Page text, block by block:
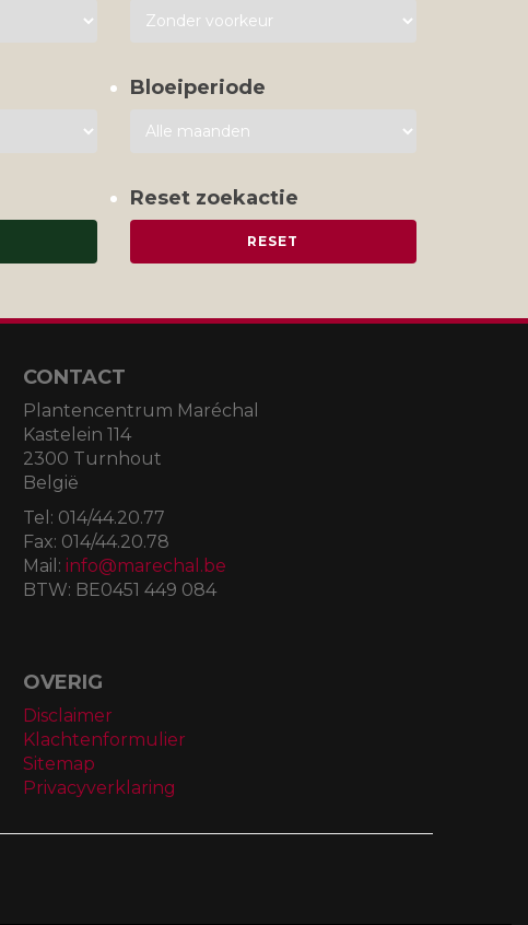
Bloeiperiode
Reset zoekactie
CONTACT
Plantencentrum Maréchal
Kastelein 114
2300 Turnhout
België
Tel: 014/44.20.77
Fax: 014/44.20.78
Mail: info@marechal.be
BTW: BE0451 449 084
OVERIG
Disclaimer
Klachtenformulier
Sitemap
Privacyverklaring